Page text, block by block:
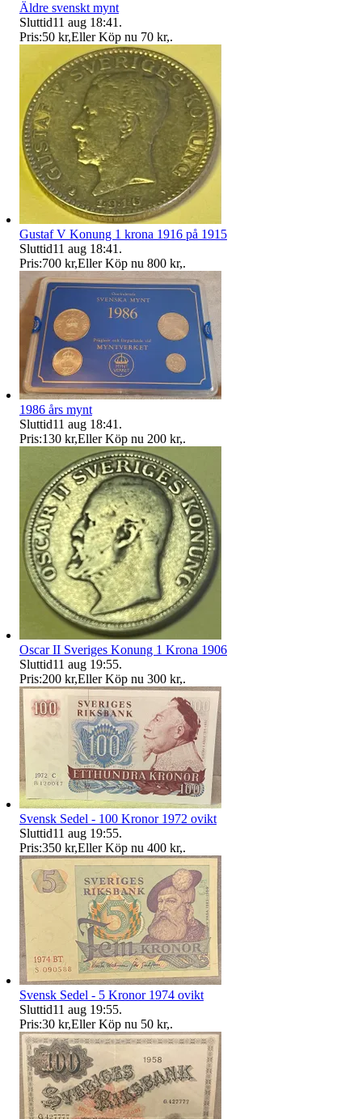
Äldre svenskt mynt
Sluttid11 aug 18:41 .
Pris:50 kr,Eller Köp nu 70 kr,.
Gustaf V Konung 1 krona 1916 på 1915
Sluttid11 aug 18:41 .
Pris:700 kr,Eller Köp nu 800 kr,.
1986 års mynt
Sluttid11 aug 18:41 .
Pris:130 kr,Eller Köp nu 200 kr,.
Oscar II Sveriges Konung 1 Krona 1906
Sluttid11 aug 19:55.
Pris:200 kr,Eller Köp nu 300 kr,.
Svensk Sedel - 100 Kronor 1972 ovikt
Sluttid11 aug 19:55.
Pris:350 kr,Eller Köp nu 400 kr,.
Svensk Sedel - 5 Kronor 1974 ovikt
Sluttid11 aug 19:55.
Pris:30 kr,Eller Köp nu 50 kr,.